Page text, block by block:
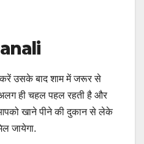
उसके बाद शाम में जरूर से
अलग ही चहल पहल रहती है और
खाने पीने की दुकान से लेके
जायेगा.